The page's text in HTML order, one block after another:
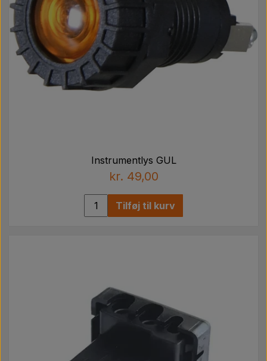
Instrumentlys GUL
kr. 49,00
Tilføj til kurv